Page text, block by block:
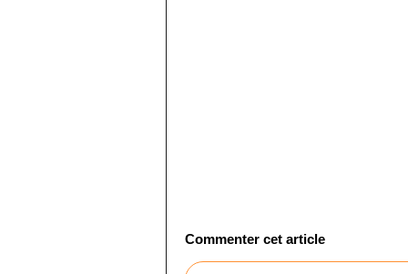
Commenter cet article